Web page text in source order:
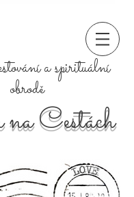
Cestách
a spirituální
obrodě